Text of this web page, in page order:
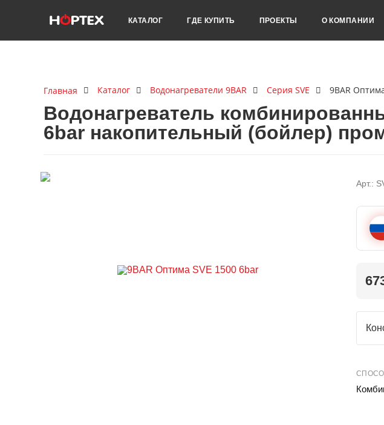
КАТАЛОГ ГДЕ КУПИТЬ ПРОЕКТЫ О КОМПАНИИ
Главная Каталог Водонагреватели 9BAR Серия SVE 9BAR
Водонагреватель
6bar накопительный (бойлер)
Арт.: